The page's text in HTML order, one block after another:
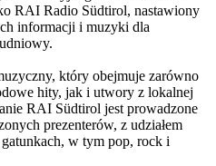
RAI Radio Südtirol, nastawiony
informacji i muzyki dla
który obejmuje zarówno
hity, jak i utwory z lokalnej
RAI Südtirol jest prowadzone
prezenterów, z udziałem
w tym pop, rock i